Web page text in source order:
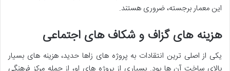
این معمار برجسته، ضروری هستند.
هزینه های گزاف و شکاف های اجتماعی
یکی از اصلی ترین انتقادات به پروژه های زاها حدید، هزینه های بسیار